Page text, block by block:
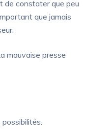
de constater que peu
que jamais
mauvaise presse